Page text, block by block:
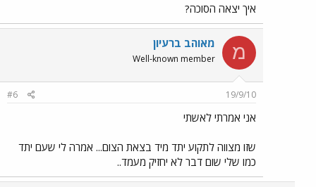
איך יצאה הסוכה?
מ מאוהב ברעיון
Well-known member
19/9/10
#6
אני אמרתי לאשתי
שזו מצווה לתקוע יתד מיד בצאת הצום... אמרה לי שעם יתד
כמו שלי שום דבר לא יחזיק מעמד..